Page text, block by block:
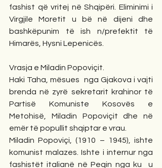
fashist që vritej në Shqipëri. Eliminimi i
Virgjile Moretit u bë në dijeni dhe
bashkëpunim të ish n/prefektit të
Himarës, Hysni Lepenicës.
Vrasja e Miladin Popoviçit.
Haki Taha, mësues  nga Gjakova i vajti
brenda në zyrë sekretarit krahinor të
Partisë Komuniste Kosovës e
Metohisë, Miladin Popoviçit dhe në
emër të popullit shqiptar e vrau.
Miladin Popoviçi, (1910 – 1945), ishte
komunist malazes. Ishte i internur nga
fashistët italianë në Peqin nga ku  u